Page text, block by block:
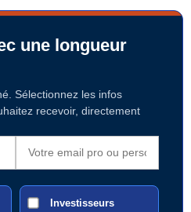
une longueur
Sélectionnez les infos
recevoir, directement
Investisseurs